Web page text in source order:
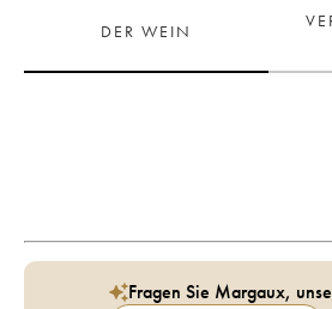
DER WEIN
Fragen Sie Margaux,